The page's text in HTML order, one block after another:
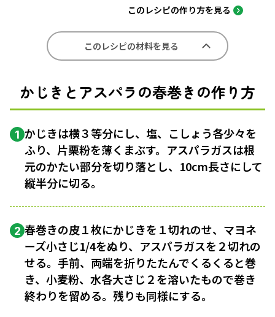
このレシピの作り方を見る
このレシピの材料を見る
かじきとアスパラの春巻きの作り方
1 かじきは横３等分にし、塩、こしょう各少々を
ふり、片栗粉を薄くまぶす。アスパラガスは根
元のかたい部分を切り落とし、10cm長さにして
縦半分に切る。
2 春巻きの皮１枚にかじきを１切れのせ、マヨネ
ーズ小さじ1/4をぬり、アスパラガスを２切れの
せる。手前、両端を折りたたんでくるくると巻
き、小麦粉、水各大さじ２を溶いたもので巻き
終わりを留める。残りも同様にする。